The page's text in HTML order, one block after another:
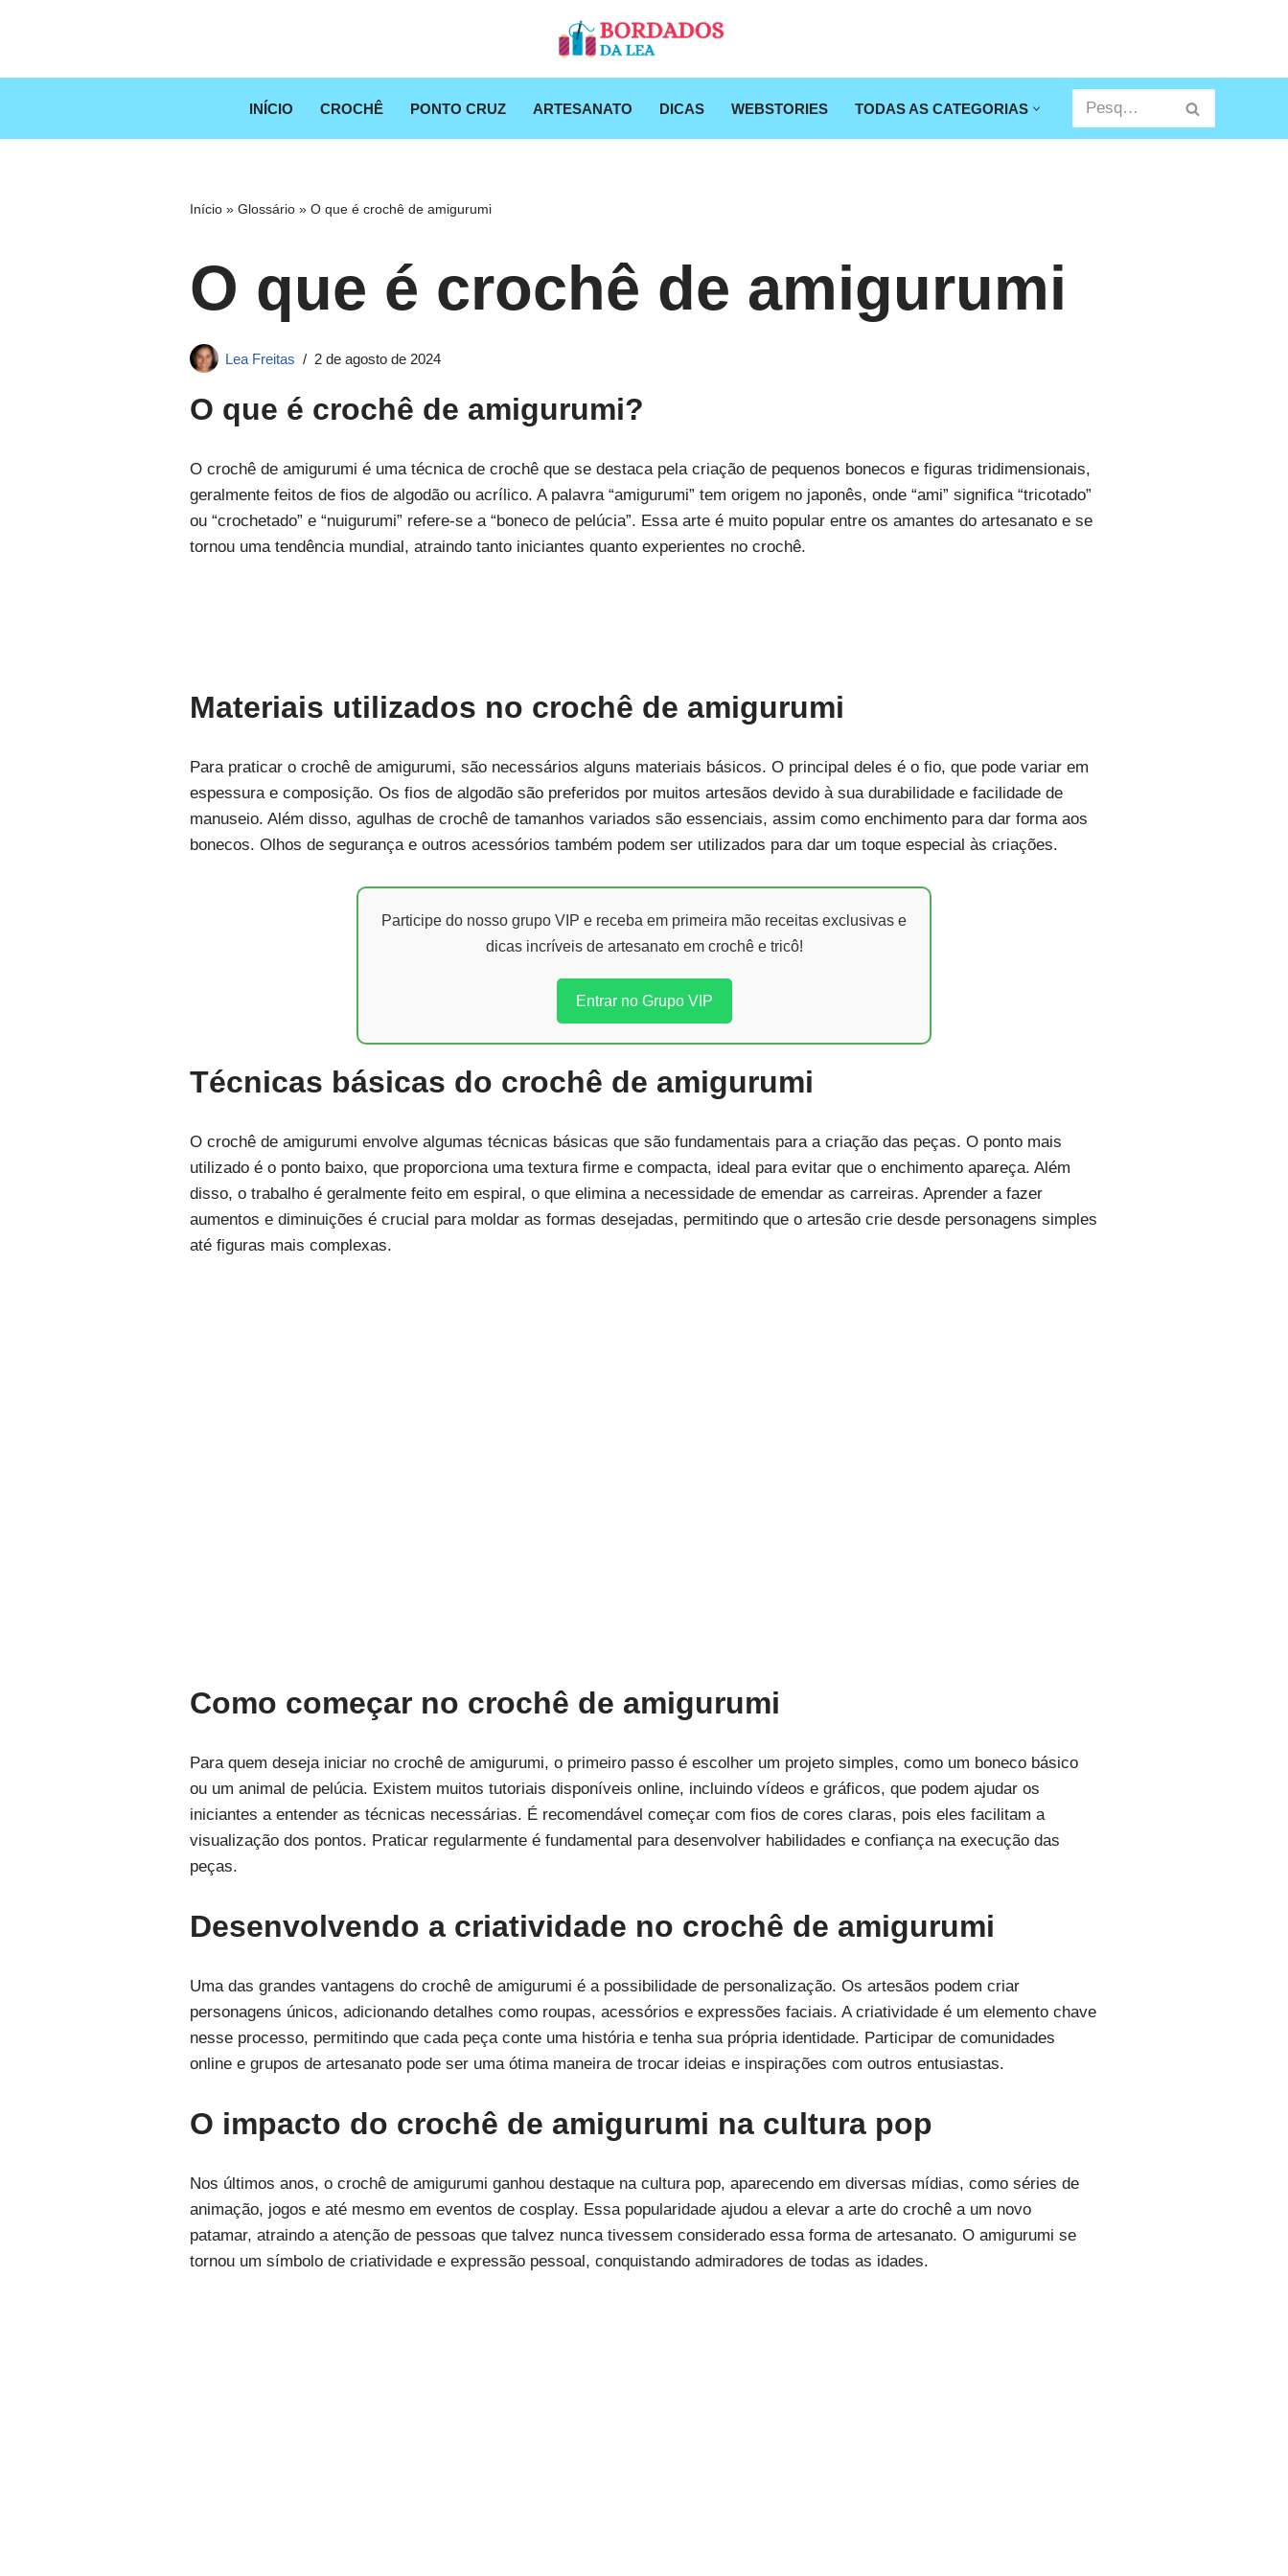
para
INÍCIO CROCHÊ PONTO CRUZ ARTESANATO DICAS WEBSTORIES TODAS AS CATEGORIAS
Início »Glossário »O que é crochê de amigurumi
O que é crochê de amigurumi
Lea Freitas 2 de agosto de 2024
O que é crochê de amigurumi?
O crochê de amigurumi é uma técnica de crochê que se destaca pela criação de pequenos bonecos e figuras tridimensionais,
geralmente feitos de fios de algodão ou acrílico. A palavra “amigurumi” tem origem no japonês, onde “ami” significa “tricotado”
ou “crochetado” e “nuigurumi” refere-se a “boneco de pelúcia”. Essa arte é muito popular entre os amantes do artesanato e se
tornou uma tendência mundial, atraindo tanto iniciantes quanto experientes no crochê.
Materiais utilizados no crochê de amigurumi
Para praticar o crochê de amigurumi, são necessários alguns materiais básicos. O principal deles é o fio, que pode variar em
espessura e composição. Os fios de algodão são preferidos por muitos artesãos devido à sua durabilidade e facilidade de
manuseio. Além disso, agulhas de crochê de tamanhos variados são essenciais, assim como enchimento para dar forma aos
bonecos. Olhos de segurança e outros acessórios também podem ser utilizados para dar um toque especial às criações.
Participe do nosso grupo VIP e receba em primeira mão receitas exclusivas e
dicas incríveis de artesanato em crochê e tricô!
Entrar no Grupo VIP
Técnicas básicas do crochê de amigurumi
O crochê de amigurumi envolve algumas técnicas básicas que são fundamentais para a criação das peças. O ponto mais
utilizado é o ponto baixo, que proporciona uma textura firme e compacta, ideal para evitar que o enchimento apareça. Além
disso, o trabalho é geralmente feito em espiral, o que elimina a necessidade de emendar as carreiras. Aprender a fazer
aumentos e diminuições é crucial para moldar as formas desejadas, permitindo que o artesão crie desde personagens simples
até figuras mais complexas.
Como começar no crochê de amigurumi
Para quem deseja iniciar no crochê de amigurumi, o primeiro passo é escolher um projeto simples, como um boneco básico
ou um animal de pelúcia. Existem muitos tutoriais disponíveis online, incluindo vídeos e gráficos, que podem ajudar os
iniciantes a entender as técnicas necessárias. É recomendável começar com fios de cores claras, pois eles facilitam a
visualização dos pontos. Praticar regularmente é fundamental para desenvolver habilidades e confiança na execução das
peças.
Desenvolvendo a criatividade no crochê de amigurumi
Uma das grandes vantagens do crochê de amigurumi é a possibilidade de personalização. Os artesãos podem criar
personagens únicos, adicionando detalhes como roupas, acessórios e expressões faciais. A criatividade é um elemento chave
nesse processo, permitindo que cada peça conte uma história e tenha sua própria identidade. Participar de comunidades
online e grupos de artesanato pode ser uma ótima maneira de trocar ideias e inspirações com outros entusiastas.
O impacto do crochê de amigurumi na cultura pop
Nos últimos anos, o crochê de amigurumi ganhou destaque na cultura pop, aparecendo em diversas mídias, como séries de
animação, jogos e até mesmo em eventos de cosplay. Essa popularidade ajudou a elevar a arte do crochê a um novo
patamar, atraindo a atenção de pessoas que talvez nunca tivessem considerado essa forma de artesanato. O amigurumi se
tornou um símbolo de criatividade e expressão pessoal, conquistando admiradores de todas as idades.